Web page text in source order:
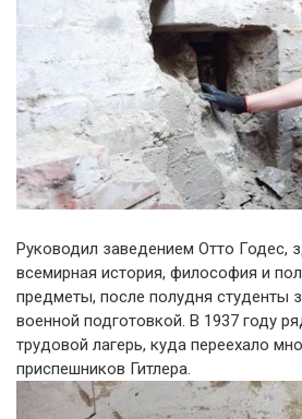
Руководил заведением Отто Годес,
всемирная история, философия и
предметы, после полудня студенты
военной подготовкой. В 1937 году
трудовой лагерь, куда переехало
приспешников Гитлера.